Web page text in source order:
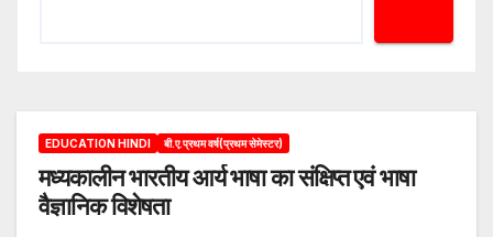
EDUCATION HINDI बी.ए.प्रथम वर्ष(प्रथम सेमेस्टर)
मध्यकालीन भारतीय आर्य भाषा का संक्षिप्त एवं भाषा
वैज्ञानिक विशेषता